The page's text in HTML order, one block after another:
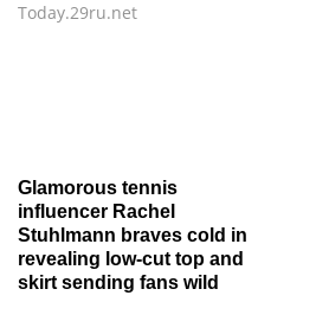
Today.29ru.net
Glamorous tennis
influencer Rachel
Stuhlmann braves cold in
revealing low-cut top and
skirt sending fans wild